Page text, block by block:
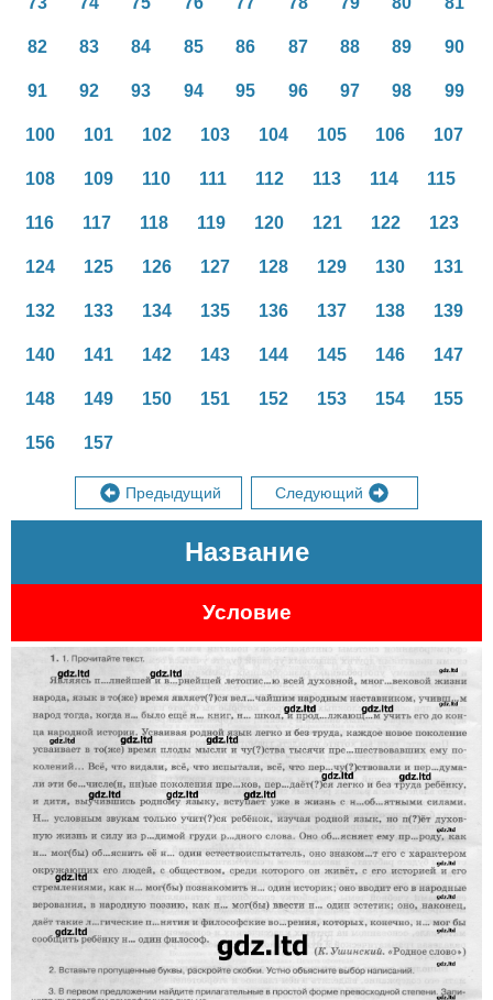
82 83 84 85 86 87 88 89 90
91 92 93 94 95 96 97 98 99
100 101 102 103 104 105 106 107
108 109 110 111 112 113 114 115
116 117 118 119 120 121 122 123
124 125 126 127 128 129 130 131
132 133 134 135 136 137 138 139
140 141 142 143 144 145 146 147
148 149 150 151 152 153 154 155
156 157
Предыдущий Следующий
Название
Условие